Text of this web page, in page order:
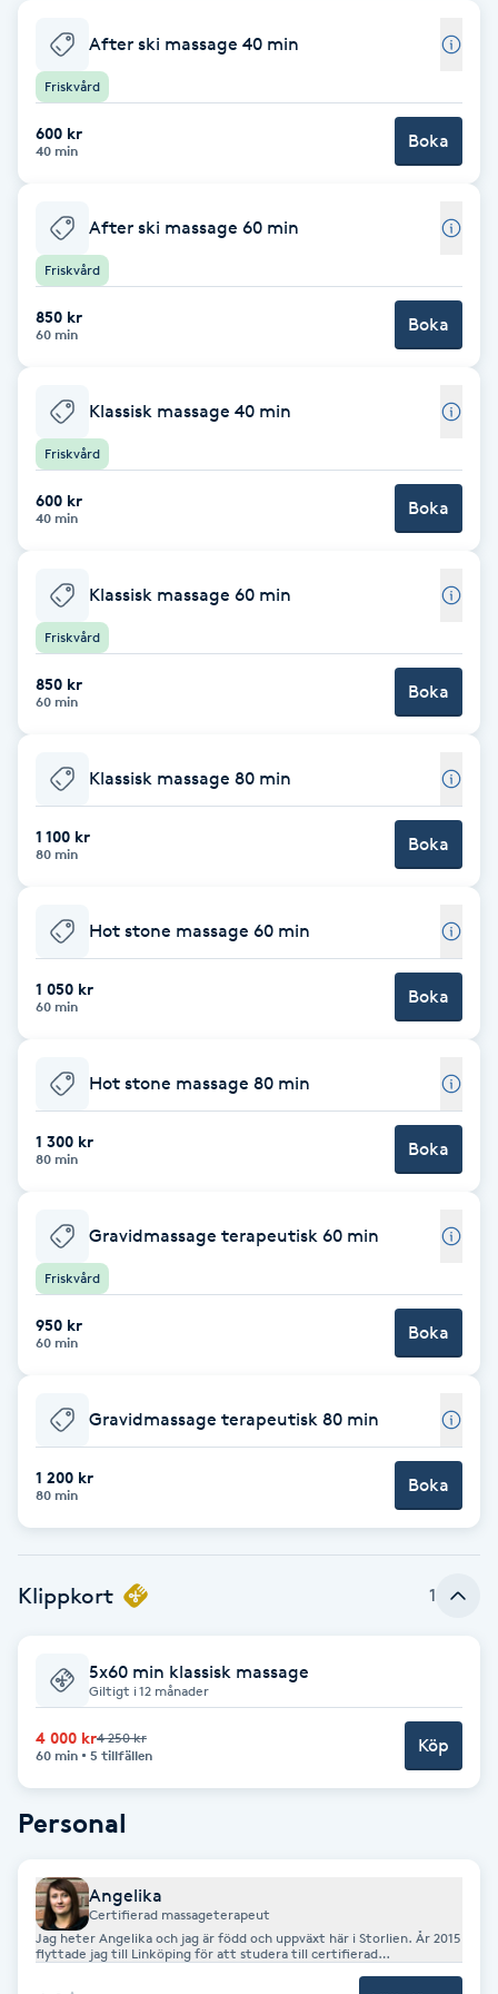
Babylights
Balayage
Barber
Barnklippning
Blowout
Bottenfärg
Brynformning
Brynfärgning
Bröllopsuppsättning
Celluliter
Coachning
Color correction
Cryoterapi
D
Damklippning
Dermapen
Extensions
Extensions borttagning
Eyeliner-tatuering
F
Fet hårbotten
Fettreducering
Fibromassage
Fillers
Fotmassage
After ski massage 40 min
Friskvård
600 kr
40 min Boka
After ski massage 60 min
Friskvård
850 kr
60 min Boka
Klassisk massage 40 min
Friskvård
600 kr
40 min Boka
Klassisk massage 60 min
Friskvård
850 kr
60 min Boka
Klassisk massage 80 min
1 100 kr
80 min Boka
Hot stone massage 60 min
1 050 kr
60 min Boka
Hot stone massage 80 min
1 300 kr
80 min Boka
Gravidmassage terapeutisk 60 min
Friskvård
950 kr
60 min Boka
Gravidmassage terapeutisk 80 min
1 200 kr
80 min Boka
Klippkort 1
5x60 min klassisk massage
Giltigt i 12 månader
4 000 kr4 250 kr
60 min
5 tillfällen Köp
Personal
Angelika
Certifierad massageterapeut
Jag heter Angelika och jag är född och uppväxt här i Storlien. År 2015
flyttade jag till Linköping för att studera till certifierad
När utbildningen var klar började jag arbeta som massageterapeut